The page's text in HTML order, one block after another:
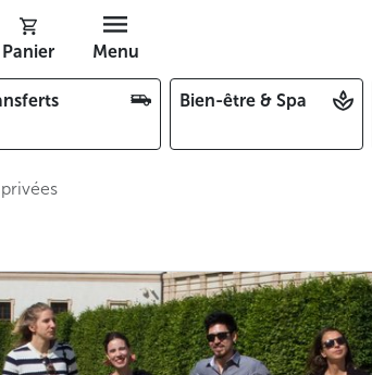
Panier Menu
Bien-être & Spa